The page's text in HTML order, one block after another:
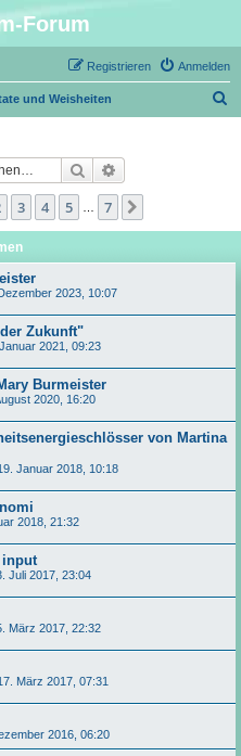
Forum
Anmelden
Registrieren
und Weisheiten
Suche
3 4 5 7
2023, 10:07
Zukunft"
2021, 09:23
Burmeister
2020, 16:20
von Martina
Januar 2018, 10:18
2018, 21:32
input
Juli 2017, 23:04
März 2017, 22:32
März 2017, 07:31
2016, 06:20